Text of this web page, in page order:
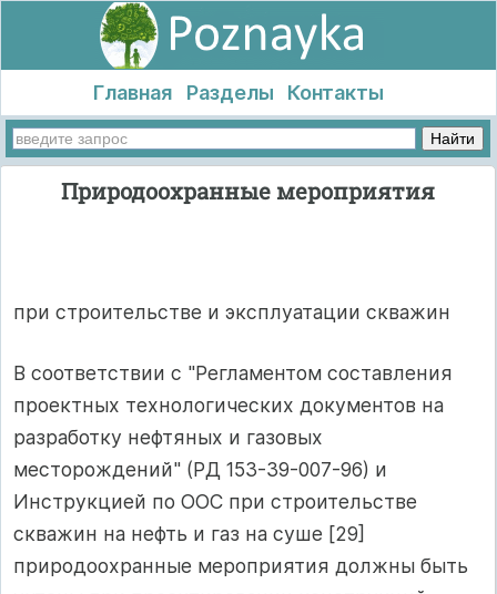
Главная Разделы Контакты
Природоохранные мероприятия
при строительстве и эксплуатации скважин
В соответствии с "Регламентом составления
проектных технологических документов на
разработку нефтяных и газовых
месторождений" (РД 153-39-007-96) и
Инструкцией по ООС при строительстве
скважин на нефть и газ на суше [29]
природоохранные мероприятия должны быть